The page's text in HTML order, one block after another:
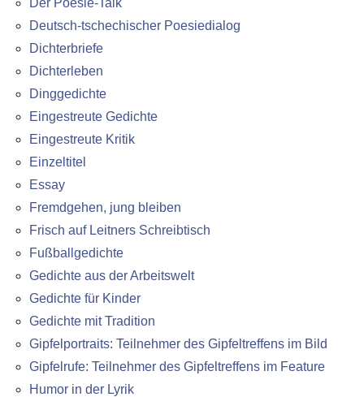
Deutsch-tschechischer Poesiedialog
Dichterbriefe
Dichterleben
Dinggedichte
Eingestreute Gedichte
Eingestreute Kritik
Einzeltitel
Essay
Fremdgehen, jung bleiben
Frisch auf Leitners Schreibtisch
Fußballgedichte
Gedichte aus der Arbeitswelt
Gedichte für Kinder
Gedichte mit Tradition
Gipfelportraits: Teilnehmer des Gipfeltreffens im Bild
Gipfelrufe: Teilnehmer des Gipfeltreffens im Feature
Humor in der Lyrik